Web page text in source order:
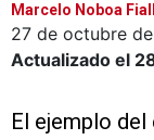
Marcelo Noboa
27 de octubre
Actualizado el
El ejemplo